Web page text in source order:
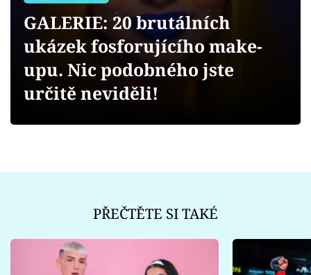
Sledujte prima+
Přihlášení
Sledujte nás
GALERIE: 20 brutálních
ukázek fosforujícího make-
upu. Nic podobného jste
určitě neviděli!
PŘEČTĚTE SI TAKÉ